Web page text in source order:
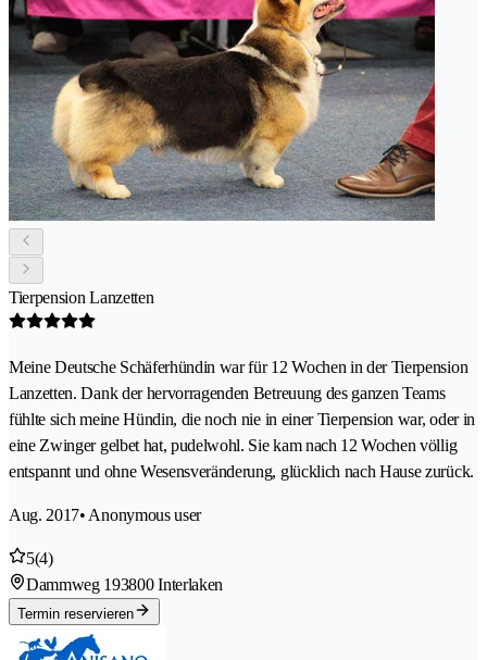
Tierpension Lanzetten
Meine Deutsche Schäferhündin war für 12 Wochen in der Tierpension
Lanzetten. Dank der hervorragenden Betreuung des ganzen Teams
fühlte sich meine Hündin, die noch nie in einer Tierpension war, oder in
eine Zwinger gelbet hat, pudelwohl. Sie kam nach 12 Wochen völlig
entspannt und ohne Wesensveränderung, glücklich nach Hause zurück.
Aug. 2017• Anonymous user
5(4)
Dammweg 193800 Interlaken
Termin reservieren